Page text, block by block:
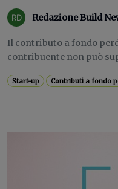
Redazione Build
Il contributo a fondo
contribuente non può
Start-up Contributi a fondo